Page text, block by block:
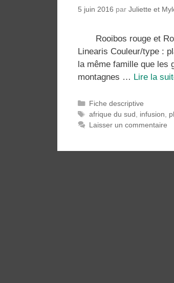
5 juin 2016 par Juliette et
Rooibos rouge et
Linearis Couleur/type :
la même famille que les
montagnes … Lire la
Catégories
Fiche descriptive
Étiquettes
afrique du sud infusion
Laisser un commentaire